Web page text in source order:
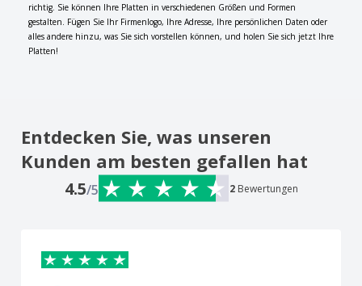
richtig. Sie können Ihre Platten in verschiedenen Größen und Formen
gestalten. Fügen Sie Ihr Firmenlogo, Ihre Adresse, Ihre persönlichen Daten oder
alles andere hinzu, was Sie sich vorstellen können, und holen Sie sich jetzt Ihre
Platten!
Entdecken Sie, was unseren
Kunden am besten gefallen hat
4.5/5 2 Bewertungen